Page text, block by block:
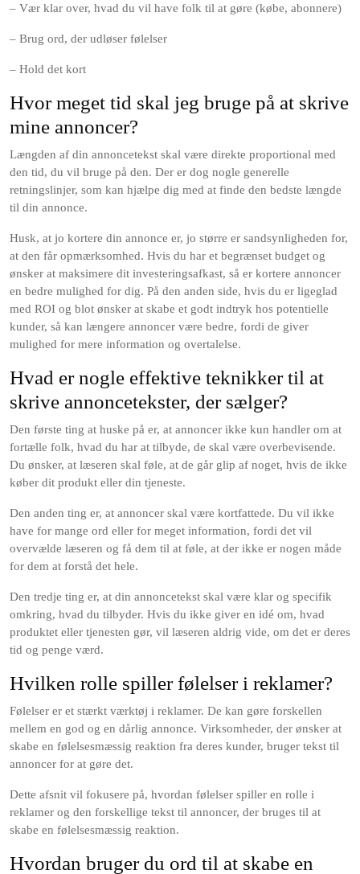
– Vær klar over, hvad du vil have folk til at gøre (købe, abonnere)
– Brug ord, der udløser følelser
– Hold det kort
Hvor meget tid skal jeg bruge på at skrive
mine annoncer?
Længden af din annoncetekst skal være direkte proportional med
den tid, du vil bruge på den. Der er dog nogle generelle
retningslinjer, som kan hjælpe dig med at finde den bedste længde
til din annonce.
Husk, at jo kortere din annonce er, jo større er sandsynligheden for,
at den får opmærksomhed. Hvis du har et begrænset budget og
ønsker at maksimere dit investeringsafkast, så er kortere annoncer
en bedre mulighed for dig. På den anden side, hvis du er ligeglad
med ROI og blot ønsker at skabe et godt indtryk hos potentielle
kunder, så kan længere annoncer være bedre, fordi de giver
mulighed for mere information og overtalelse.
Hvad er nogle effektive teknikker til at
skrive annoncetekster, der sælger?
Den første ting at huske på er, at annoncer ikke kun handler om at
fortælle folk, hvad du har at tilbyde, de skal være overbevisende.
Du ønsker, at læseren skal føle, at de går glip af noget, hvis de ikke
køber dit produkt eller din tjeneste.
Den anden ting er, at annoncer skal være kortfattede. Du vil ikke
have for mange ord eller for meget information, fordi det vil
overvælde læseren og få dem til at føle, at der ikke er nogen måde
for dem at forstå det hele.
Den tredje ting er, at din annoncetekst skal være klar og specifik
omkring, hvad du tilbyder. Hvis du ikke giver en idé om, hvad
produktet eller tjenesten gør, vil læseren aldrig vide, om det er deres
tid og penge værd.
Hvilken rolle spiller følelser i reklamer?
Følelser er et stærkt værktøj i reklamer. De kan gøre forskellen
mellem en god og en dårlig annonce. Virksomheder, der ønsker at
skabe en følelsesmæssig reaktion fra deres kunder, bruger tekst til
annoncer for at gøre det.
Dette afsnit vil fokusere på, hvordan følelser spiller en rolle i
reklamer og den forskellige tekst til annoncer, der bruges til at
skabe en følelsesmæssig reaktion.
Hvordan bruger du ord til at skabe en